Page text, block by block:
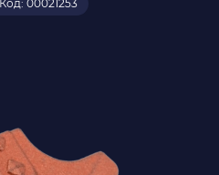
Код: 00021253